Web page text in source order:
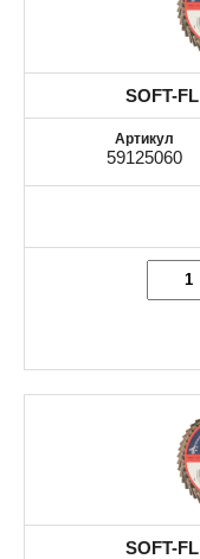
SOFT-
59125060
SOFT-